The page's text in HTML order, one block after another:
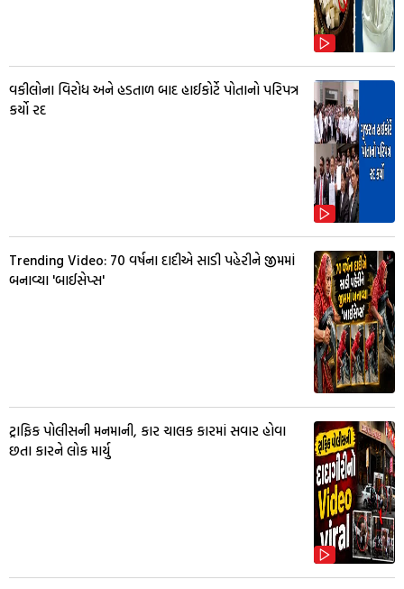
વકીલોના વિરોધ અને હડતાળ બાદ હાઈકોર્ટે પોતાનો પરિપત્ર
કર્યો રદ
Trending Video: 70 વર્ષના દાદીએ સાડી પહેરીને જીમમાં
બનાવ્યા 'બાઈસેપ્સ'
ટ્રાફિક પોલીસની મનમાની, કાર ચાલક કારમાં સવાર હોવા
છતા કારને લોક માર્યુ